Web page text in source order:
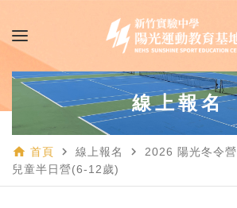
線上報名
home 首頁 navigate_next 線上報名 navigate_next 2026 陽光冬令營
兒童半日營(6-12歲)